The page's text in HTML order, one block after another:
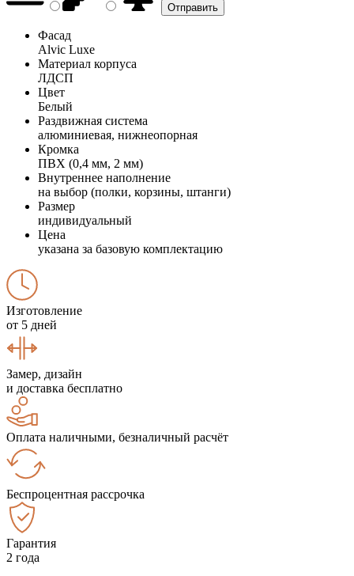
Фасад
Alvic Luxe
Материал корпуса
ЛДСП
Цвет
Белый
Раздвижная система
алюминиевая, нижнеопорная
Кромка
ПВХ (0,4 мм, 2 мм)
Внутреннее наполнение
на выбор (полки, корзины, штанги)
Размер
индивидуальный
Цена
указана за базовую комплектацию
Изготовление
от 5 дней
Замер, дизайн
и доставка бесплатно
Оплата наличными, безналичный расчёт
Беспроцентная рассрочка
Гарантия
2 года